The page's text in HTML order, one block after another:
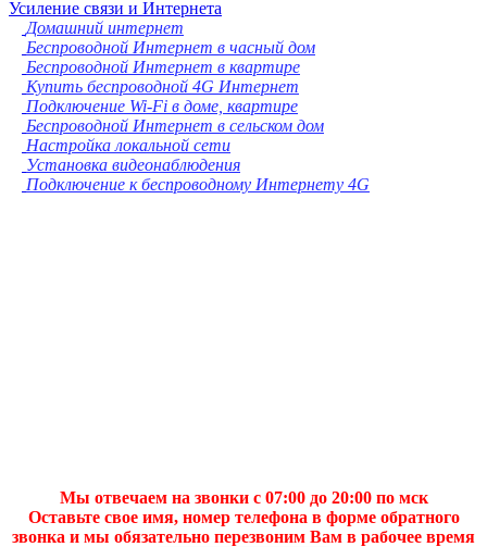
Усиление связи и Интернета
Домашний интернет
Беспроводной Интернет в часный дом
Беспроводной Интернет в квартире
Купить беспроводной 4G Интернет
Подключение Wi-Fi в доме, квартире
Беспроводной Интернет в сельском дом
Настройка локальной сети
Установка видеонаблюдения
Подключение к беспроводному Интернету 4G
Мы отвечаем на звонки с 07:00 до 20:00 по мск
Оставьте свое имя, номер телефона в форме обратного
звонка и мы обязательно перезвоним Вам в рабочее время